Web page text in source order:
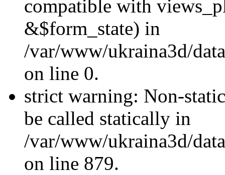
compatible with
&$form_state) in
/var/www/ukraina3d/
on line 0.
strict warning: Non-
be called statically in
/var/www/ukraina3d/
on line 879.